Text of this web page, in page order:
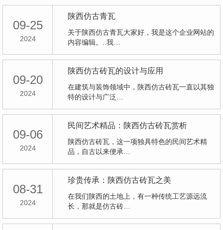
09-25
2024
陕西仿古青瓦
关于陕西仿古青瓦大家好，我是这个企业网站的
内容编辑。..我…
09-20
2024
陕西仿古砖瓦的设计与应用
在建筑与装饰领域中，陕西仿古砖瓦一直以其独
特的设计与广泛…
09-06
2024
民间艺术精品：陕西仿古砖瓦赏析
陕西仿古砖瓦，这一项独具特色的民间艺术精
品，自古以来便承…
08-31
2024
珍贵传承：陕西仿古砖瓦之美
在我们陕西的土地上，有一种传统工艺源远流
长，那就是仿古砖…